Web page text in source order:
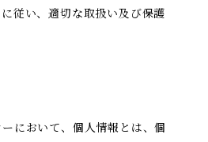
従い、適切な取扱い及び保護
において、個人情報とは、個